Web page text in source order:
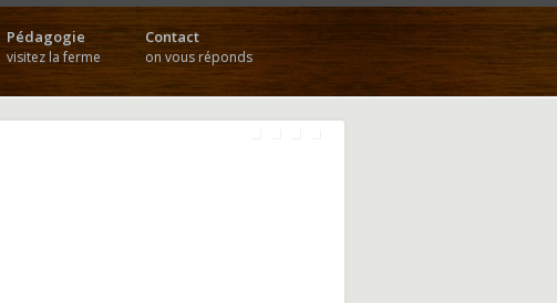
Pédagogie
visitez la ferme
Contact
on vous réponds